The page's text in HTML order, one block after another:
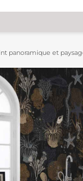
panoramique et